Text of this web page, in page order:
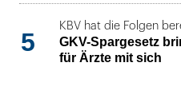
5
KBV hat die Folgen
GKV-Spargesetz
für Ärzte mit sich